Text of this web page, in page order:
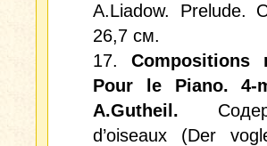
A.Liadow. Prelude.
26,7 см.
17. Compositions
Pour le Piano. 4-
A.Gutheil.
d’oiseaux (Der